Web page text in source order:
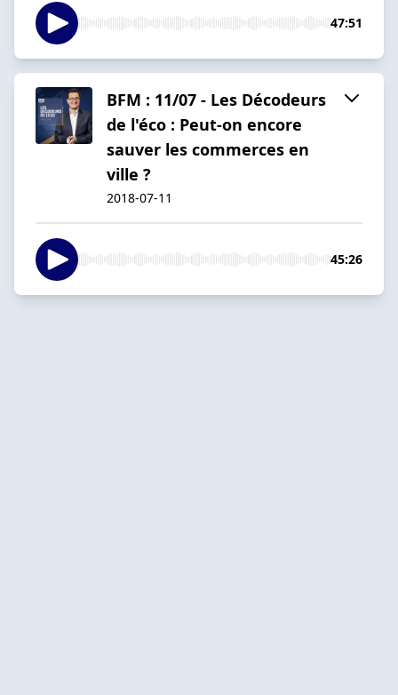
47:51
BFM : 11/07 - Les Décodeurs
de l'éco : Peut-on encore
sauver les commerces en
ville ?
2018-07-11
45:26